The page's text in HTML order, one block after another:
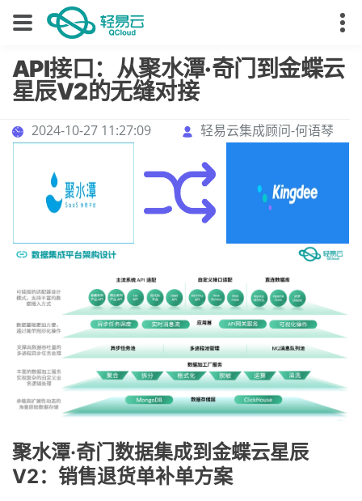
API接口：从聚水潭·奇门到金蝶云
星辰V2的无缝对接
2024-10-27 11:27:09 轻易云集成顾问-何语琴
聚水潭·奇门数据集成到金蝶云星辰
V2：销售退货单补单方案